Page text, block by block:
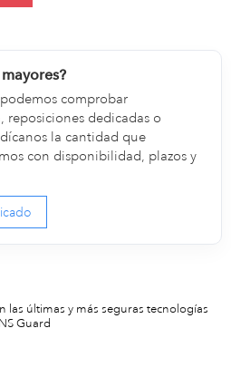
comprobar
reposiciones dedicadas o
la cantidad que
con disponibilidad, plazos y
las últimas y más seguras tecnologías
Guard